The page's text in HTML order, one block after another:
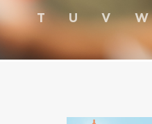
T U V W